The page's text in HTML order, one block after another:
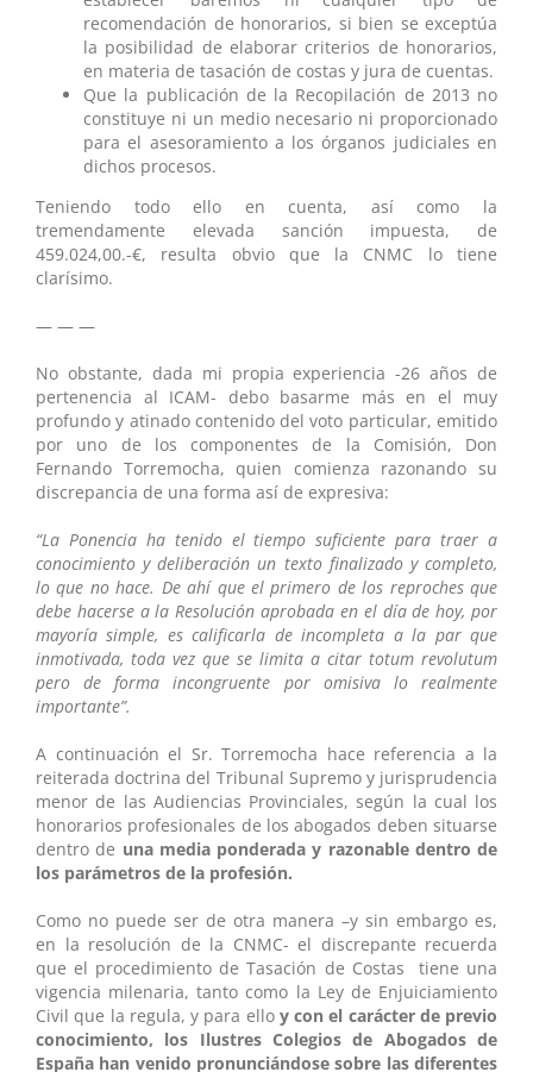
recomendación de honorarios, si bien se exceptúa
la posibilidad de elaborar criterios de honorarios,
en materia de tasación de costas y jura de cuentas.
Que la publicación de la Recopilación de 2013 no
constituye ni un medio necesario ni proporcionado
para el asesoramiento a los órganos judiciales en
dichos procesos.
Teniendo todo ello en cuenta, así como la
tremendamente elevada sanción impuesta, de
459.024,00.-€, resulta obvio que la CNMC lo tiene
clarísimo.
— — —
No obstante, dada mi propia experiencia -26 años de
pertenencia al ICAM- debo basarme más en el muy
profundo y atinado contenido del voto particular, emitido
por uno de los componentes de la Comisión, Don
Fernando Torremocha, quien comienza razonando su
discrepancia de una forma así de expresiva:
“La Ponencia ha tenido el tiempo suficiente para traer a
conocimiento y deliberación un texto finalizado y completo,
lo que no hace. De ahí que el primero de los reproches que
debe hacerse a la Resolución aprobada en el día de hoy, por
mayoría simple, es calificarla de incompleta a la par que
inmotivada, toda vez que se limita a citar totum revolutum
pero de forma incongruente por omisiva lo realmente
importante”.
A continuación el Sr. Torremocha hace referencia a la
reiterada doctrina del Tribunal Supremo y jurisprudencia
menor de las Audiencias Provinciales, según la cual los
honorarios profesionales de los abogados deben situarse
dentro de una media ponderada y razonable dentro de
los parámetros de la profesión.
Como no puede ser de otra manera –y sin embargo es,
en la resolución de la CNMC- el discrepante recuerda
que el procedimiento de Tasación de Costas tiene una
vigencia milenaria, tanto como la Ley de Enjuiciamiento
Civil que la regula, y para ello y con el carácter de previo
conocimiento, los Ilustres Colegios de Abogados de
España han venido pronunciándose sobre las diferentes